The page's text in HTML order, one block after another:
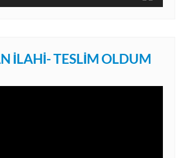
İLAHI- TESLIM OLDUM